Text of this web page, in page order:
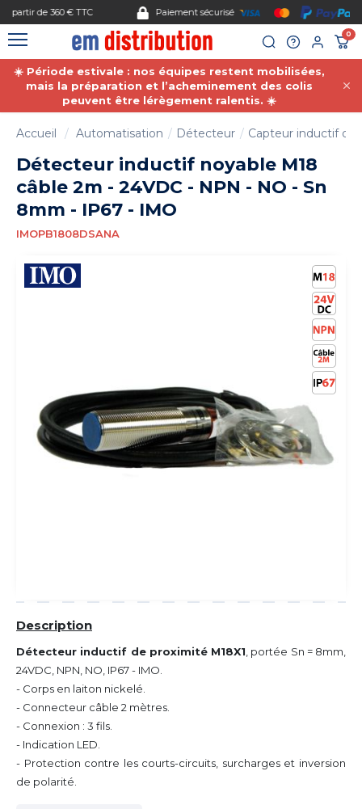
Paiement sécurisé
0
☀️ Période estivale : nos équipes restent mobilisées,
mais la préparation et l’acheminement des colis
peuvent être lérègement ralentis. ☀️
Accueil Automatisation Détecteur Capteur inductif de
Détecteur inductif noyable M18
câble 2m - 24VDC - NPN - NO - Sn
8mm - IP67 - IMO
IMOPB1808DSANA
Description
Détecteur inductif de proximité M18X1 , portée Sn = 8mm,
24VDC, NPN, NO, IP67 - IMO.
- Corps en laiton nickelé.
- Connecteur câble 2 mètres.
- Connexion : 3 fils.
- Indication LED.
- Protection contre les courts-circuits, surcharges et inversion
de polarité.
Gestion des cookies